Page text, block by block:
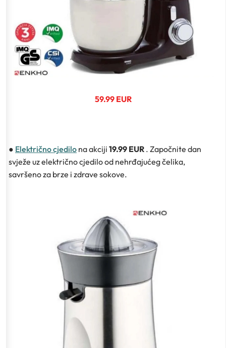
59.99 EUR
● Električno cjedilo na akciji 19.99 EUR . Započnite dan
svježe uz električno cjedilo od nehrđajućeg čelika,
savršeno za brze i zdrave sokove.